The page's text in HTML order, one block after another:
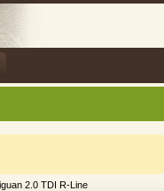
2.0 TDI R-Line